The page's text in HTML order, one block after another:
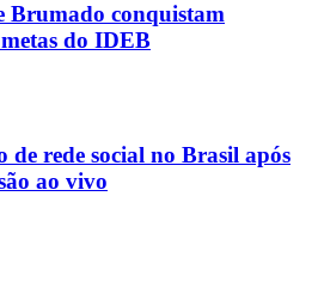
Brumado conquistam
do IDEB
de rede social no Brasil após
ao vivo